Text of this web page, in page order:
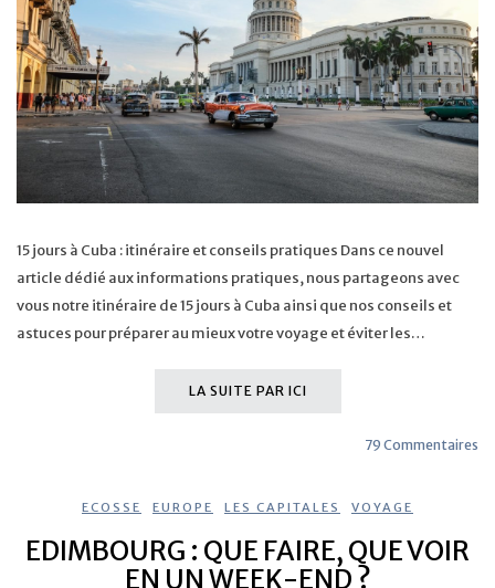
15 jours à Cuba : itinéraire et conseils pratiques Dans ce nouvel
article dédié aux informations pratiques, nous partageons avec
vous notre itinéraire de 15 jours à Cuba ainsi que nos conseils et
astuces pour préparer au mieux votre voyage et éviter les…
LA SUITE PAR ICI
79 Commentaires
ECOSSE EUROPE LES CAPITALES VOYAGE
EDIMBOURG : QUE FAIRE, QUE VOIR
EN UN WEEK-END ?